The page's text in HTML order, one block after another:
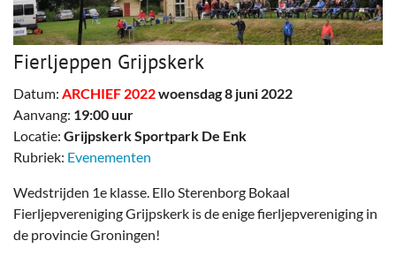
Fierljeppen Grijpskerk
Datum: ARCHIEF 2022woensdag 8 juni 2022
Aanvang: 19:00 uur
Locatie: Grijpskerk Sportpark De Enk
Rubriek: Evenementen
Wedstrijden 1e klasse. Ello Sterenborg Bokaal
Fierljepvereniging Grijpskerk is de enige fierljepvereniging in
de provincie Groningen!